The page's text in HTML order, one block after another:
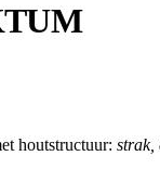
houtstructuur: strak,